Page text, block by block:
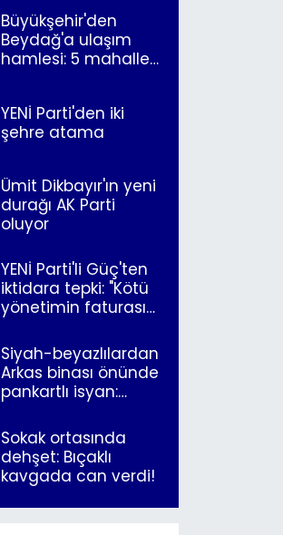
Büyükşehir'den
Beydağ'a ulaşım
hamlesi: 5 mahalle
YENİ Parti'den iki
şehre atama
Ümit Dikbayır'ın yeni
durağı AK Parti
oluyor
YENİ Parti'li Güç'ten
iktidara tepki: "Kötü
yönetimin faturasını
Siyah-beyazlılardan
Arkas binası önünde
pankartlı isyan:
İzmir"
Sokak ortasında
dehşet: Bıçaklı
kavgada can verdi!